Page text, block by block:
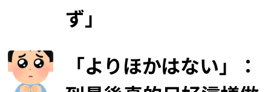
ず」
「よりほかはない」：